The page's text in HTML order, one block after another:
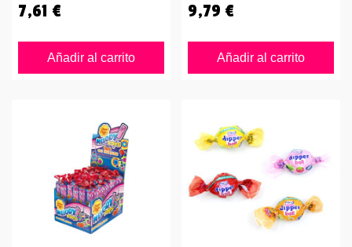
7,61 €
Añadir al carrito
9,79 €
Añadir al carrito